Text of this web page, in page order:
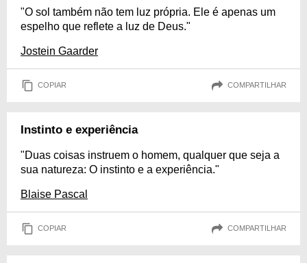
"O sol também não tem luz própria. Ele é apenas um
espelho que reflete a luz de Deus."
Jostein Gaarder
COPIAR COMPARTILHAR
Instinto e experiência
"Duas coisas instruem o homem, qualquer que seja a
sua natureza: O instinto e a experiência."
Blaise Pascal
COPIAR COMPARTILHAR